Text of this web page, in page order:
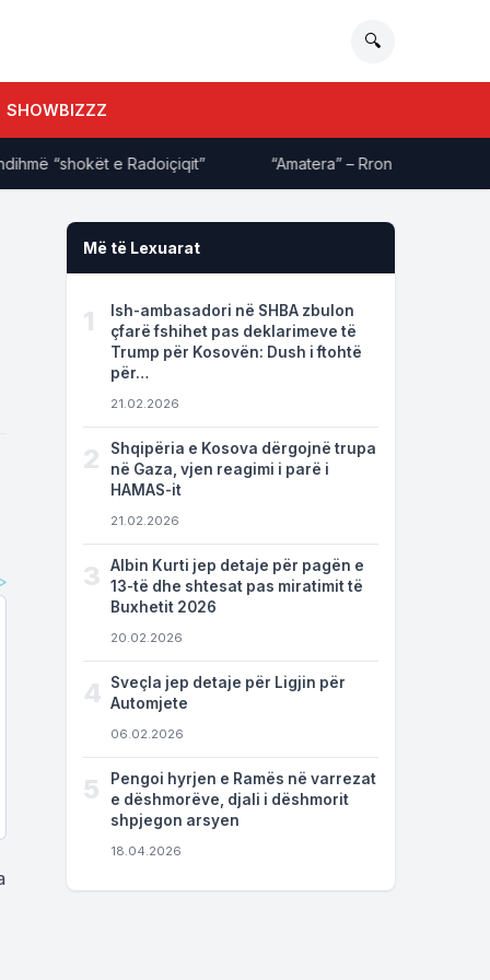
🔍
SHOWBIZZZ
“shokët e Radoiçiqit” “Amatera” – Rron Gjinovci
Më të Lexuarat
1
Ish-ambasadori në SHBA zbulon
çfarë fshihet pas deklarimeve të
Trump për Kosovën: Dush i ftohtë
për…
21.02.2026
2
Shqipëria e Kosova dërgojnë trupa
në Gaza, vjen reagimi i parë i
HAMAS-it
21.02.2026
3
Albin Kurti jep detaje për pagën e
13-të dhe shtesat pas miratimit të
Buxhetit 2026
20.02.2026
4
Sveçla jep detaje për Ligjin për
Automjete
06.02.2026
5
Pengoi hyrjen e Ramës në varrezat
e dëshmorëve, djali i dëshmorit
shpjegon arsyen
18.04.2026